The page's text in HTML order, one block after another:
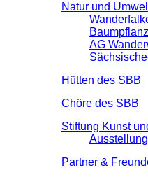
Natur und
AG
Hütten des SBB
Chöre des SBB
Stiftung Kunst
Partner &